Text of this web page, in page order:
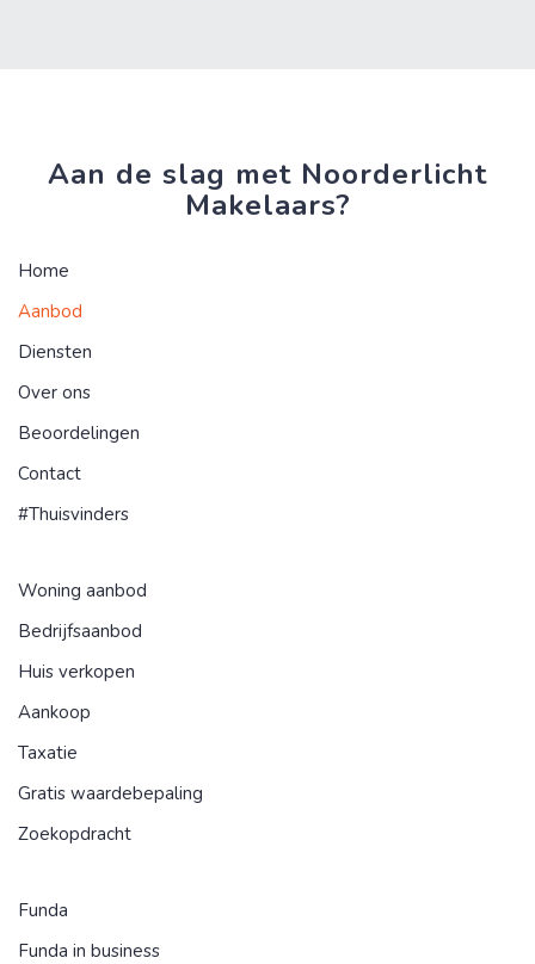
Aan de slag met Noorderlicht
Makelaars?
Home
Aanbod
Diensten
Over ons
Beoordelingen
Contact
#Thuisvinders
Woning aanbod
Bedrijfsaanbod
Huis verkopen
Aankoop
Taxatie
Gratis waardebepaling
Zoekopdracht
Funda
Funda in business